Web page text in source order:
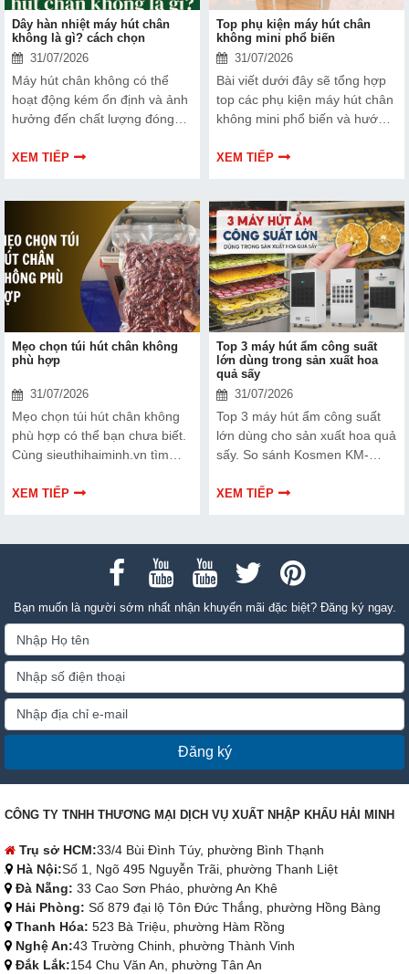
Dây hàn nhiệt máy hút chân
không là gì? cách chọn
31/07/2026
Máy hút chân không có thể
hoạt động kém ổn định và ảnh
hưởng đến chất lượng đóng
Bài viết dưới đây sẽ giúp bạn
XEM TIẾP
Top phụ kiện máy hút chân
không mini phổ biến
31/07/2026
Bài viết dưới đây sẽ tổng hợp
top các phụ kiện máy hút chân
không mini phổ biến và hướng
chuẩn kỹ thuật ngay tại nhà.
XEM TIẾP
Mẹo chọn túi hút chân không
phù hợp
31/07/2026
Mẹo chọn túi hút chân không
phù hợp có thể bạn chưa biết.
Cùng sieuthihaiminh.vn tìm
thông tin bài viết dưới đây nhé!
XEM TIẾP
Top 3 máy hút ẩm công suất
lớn dùng trong sản xuất hoa
quả sấy
31/07/2026
Top 3 máy hút ẩm công suất
lớn dùng cho sản xuất hoa quả
sấy. So sánh Kosmen KM-
FujiE HM-1800D theo công
XEM TIẾP
Bạn muốn là người sớm nhất nhận khuyến mãi đặc biệt? Đăng ký ngay.
Đăng ký
CÔNG TY TNHH THƯƠNG MẠI DỊCH VỤ XUẤT NHẬP KHẨU HẢI MINH
Trụ sở HCM:33/4 Bùi Đình Túy, phường Bình Thạnh
Hà Nội:Số 1, Ngõ 495 Nguyễn Trãi, phường Thanh Liệt
Đà Nẵng: 33 Cao Sơn Pháo, phường An Khê
Hải Phòng: Số 879 đại lộ Tôn Đức Thắng, phường Hồng Bàng
Thanh Hóa: 523 Bà Triệu, phường Hàm Rồng
Nghệ An:43 Trường Chinh, phường Thành Vinh
Đắk Lắk:154 Chu Văn An, phường Tân An